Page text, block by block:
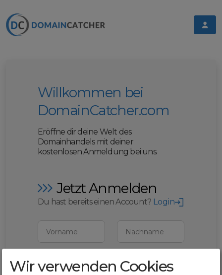
Willkommen bei
DomainCatcher.com
Eröffne dir deine Welt des
Domainhandels mit deiner
kostenlosen Anmeldung bei uns.
Jetzt Anmelden
Du hast bereits einen Account? Login
Vorname Nachname
E-Mail
Wir verwenden Cookies